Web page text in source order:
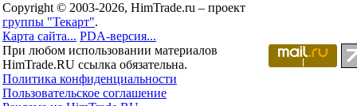
Copyright © 2003-2026, HimTrade.ru – проект
группы "Текарт".
Карта сайта... PDA-версия...
При любом использовании материалов
HimTrade.RU ссылка обязательна.
Политика конфиденциальности
Пользовательское соглашение